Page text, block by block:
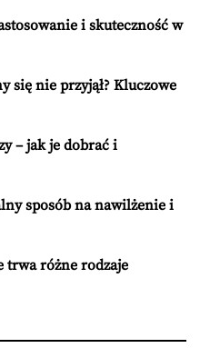
i skuteczność w
się nie przyjął? Kluczowe
– jak je dobrać i
sposób na nawilżenie i
trwa różne rodzaje